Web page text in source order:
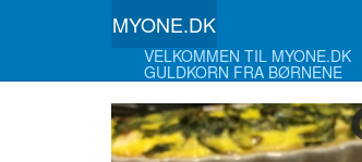
MYONE.DK
VELKOMMEN TIL MYONE.DK
GULDKORN FRA BØRNENE